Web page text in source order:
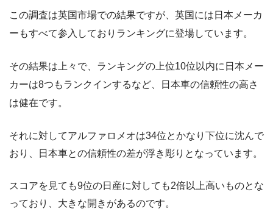
この調査は英国市場での結果ですが、英国には日本メーカ
ーもすべて参入しておりランキングに登場しています。
その結果は上々で、ランキングの上位10位以内に日本メー
カーは8つもランクインするなど、日本車の信頼性の高さ
は健在です。
それに対してアルファロメオは34位とかなり下位に沈んで
おり、日本車との信頼性の差が浮き彫りとなっています。
スコアを見ても9位の日産に対しても2倍以上高いものとな
っており、大きな開きがあるのです。